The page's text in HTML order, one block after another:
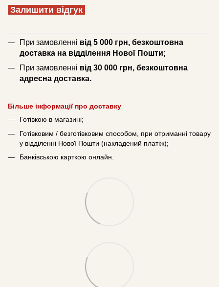
Залишити відгук
При замовленні від 5 000 грн, безкоштовна
доставка на відділення Нової Пошти;
При замовленні від 30 000 грн, безкоштовна
адресна доставка.
Більше інформації про доставку
Готівкою в магазині;
Готівковим / безготівковим способом, при отриманні товару
у відділенні Нової Пошти (накладений платіж);
Банківською карткою онлайн.